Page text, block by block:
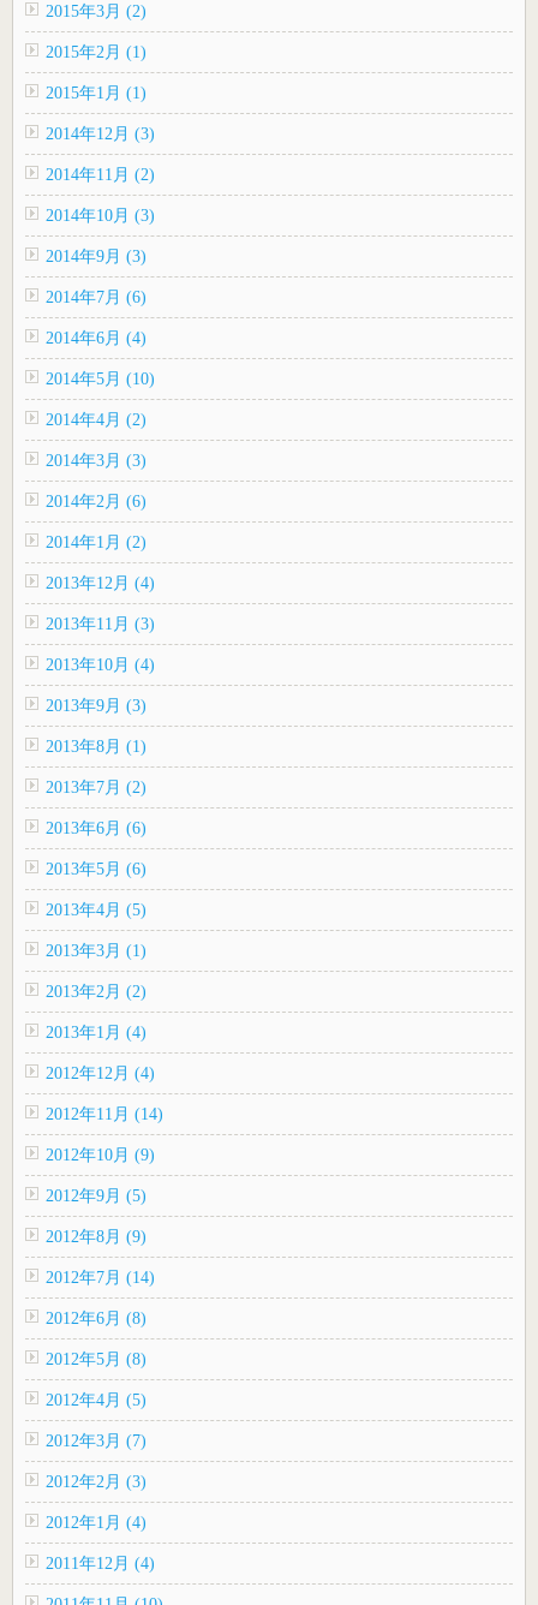
2015年3月 (2)
2015年2月 (1)
2015年1月 (1)
2014年12月 (3)
2014年11月 (2)
2014年10月 (3)
2014年9月 (3)
2014年7月 (6)
2014年6月 (4)
2014年5月 (10)
2014年4月 (2)
2014年3月 (3)
2014年2月 (6)
2014年1月 (2)
2013年12月 (4)
2013年11月 (3)
2013年10月 (4)
2013年9月 (3)
2013年8月 (1)
2013年7月 (2)
2013年6月 (6)
2013年5月 (6)
2013年4月 (5)
2013年3月 (1)
2013年2月 (2)
2013年1月 (4)
2012年12月 (4)
2012年11月 (14)
2012年10月 (9)
2012年9月 (5)
2012年8月 (9)
2012年7月 (14)
2012年6月 (8)
2012年5月 (8)
2012年4月 (5)
2012年3月 (7)
2012年2月 (3)
2012年1月 (4)
2011年12月 (4)